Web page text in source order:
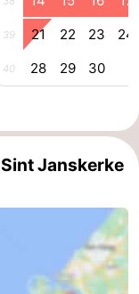
39 21 22 23 24
40 28 29 30
Janskerke